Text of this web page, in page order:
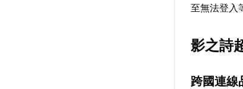
至無法登入
影之詩
跨國連線